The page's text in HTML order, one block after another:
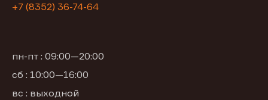
+7 (8352) 36-74-64
пн-пт : 09:00—20:00
сб : 10:00—16:00
вс : выходной